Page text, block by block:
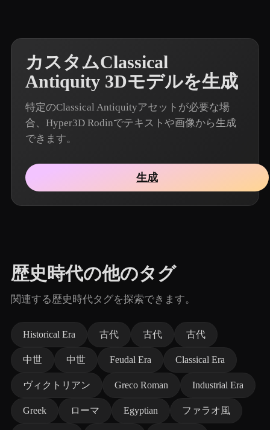
カスタムClassical
Antiquity 3Dモデルを生成
特定のClassical Antiquityアセットが必要な場
合、Hyper3D Rodinでテキストや画像から生成
できます。
生成
歴史時代の他のタグ
関連する歴史時代タグを探索できます。
Historical Era 古代 古代 古代
中世 中世 Feudal Era Classical Era
ヴィクトリアン Greco Roman Industrial Era
Greek ローマ Egyptian ファラオ風